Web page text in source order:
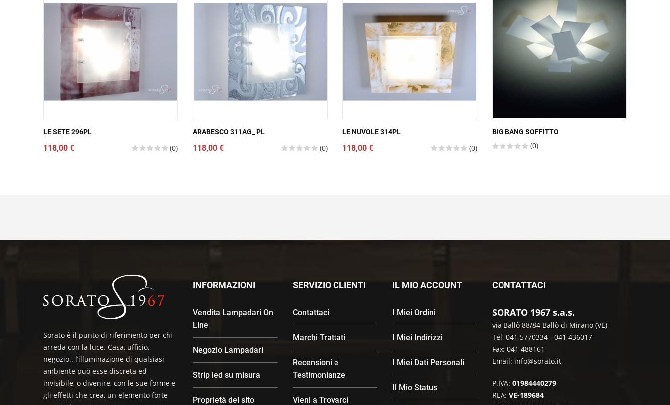
LE SETE 296PL
118,00 € (0)
ARABESCO 311AG_ PL
118,00 € (0)
LE NUVOLE 314PL
118,00 € (0)
BIG BANG SOFFITTO
(0)
Sorato è il punto di riferimento per chi
arreda con la luce. Casa, ufficio,
negozio.. l’illuminazione di qualsiasi
ambiente può esse discreta ed
invisibile, o divenire, con le sue forme e
gli effetti che crea, un elemento forte
INFORMAZIONI
Vendita Lampadari On
Line
Negozio Lampadari
Strip led su misura
Proprietà del sito
SERVIZIO CLIENTI
Contattaci
Marchi Trattati
Recensioni e
Testimonianze
Vieni a Trovarci
IL MIO ACCOUNT
I Miei Ordini
I Miei Indirizzi
I Miei Dati Personali
Il Mio Status
CONTATTACI
SORATO 1967 s.a.s.
via Ballò 88/84 Ballò di Mirano (VE)
Tel: 041 5770334 - 041 436017
Fax: 041 488161
Email: info@sorato.it
P.IVA: 01984440279
REA: VE-189684